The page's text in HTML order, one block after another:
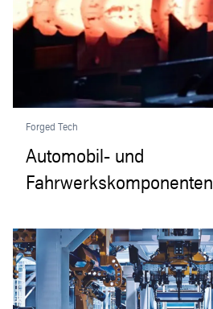
Forged Tech
Automobil- und
Fahrwerkskomponenten